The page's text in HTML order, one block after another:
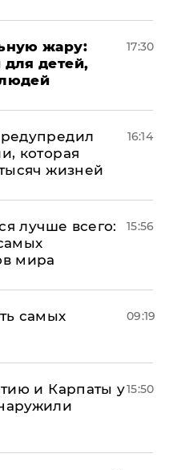
жару:
детей,
17:30
которая
жизней
16:14
лучше всего:
мира
15:56
самых
09:19
и Карпаты у15:50